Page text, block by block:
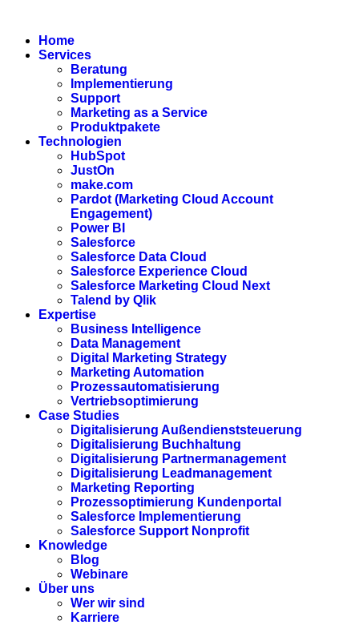
wechseln
Home
Services
Beratung
Implementierung
Support
Marketing as a Service
Produktpakete
Technologien
HubSpot
JustOn
make.com
Pardot (Marketing Cloud Account
Engagement)
Power BI
Salesforce
Salesforce Data Cloud
Salesforce Experience Cloud
Salesforce Marketing Cloud Next
Talend by Qlik
Expertise
Business Intelligence
Data Management
Digital Marketing Strategy
Marketing Automation
Prozessautomatisierung
Vertriebsoptimierung
Case Studies
Digitalisierung Außendienststeuerung
Digitalisierung Buchhaltung
Digitalisierung Partnermanagement
Digitalisierung Leadmanagement
Marketing Reporting
Prozessoptimierung Kundenportal
Salesforce Implementierung
Salesforce Support Nonprofit
Knowledge
Blog
Webinare
Über uns
Wer wir sind
Karriere